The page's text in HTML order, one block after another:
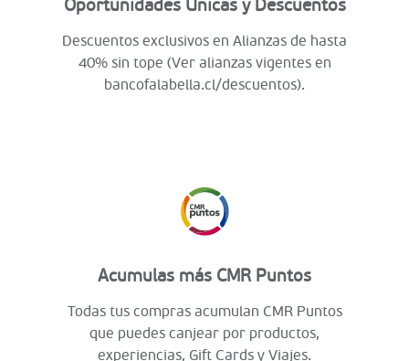
Oportunidades Únicas y Descuentos
Descuentos exclusivos en Alianzas de hasta
40% sin tope (Ver alianzas vigentes en
bancofalabella.cl/descuentos).
Acumulas más CMR Puntos
Todas tus compras acumulan CMR Puntos
que puedes canjear por productos,
experiencias, Gift Cards y Viajes.